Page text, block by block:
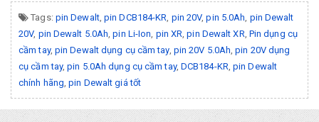
Tags: pin Dewalt,pin DCB184-KR pin 20V,pin 5.0Ah pin Dewalt
20V, pin Dewalt 5.0Ah ,pin Li-Ion pin XR ,pin Dewalt XR Pin dụng cụ
cầm tay, pin Dewalt dụng cụ cầm tay, pin 20V 5.0Ah ,pin 20V dụng
cụ cầm tay,pin 5.0Ah dụng cụ cầm tay, DCB184-KR ,pin Dewalt
chính hãng ,pin Dewalt giá tốt